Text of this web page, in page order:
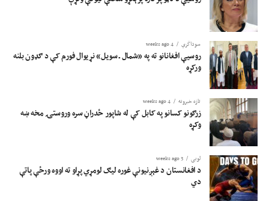
سوداگري 4 weeks ago
روسیې افغانانو ته په «شمال ـ سویل» نړیوال فورم کې د ګډون بلنه
ورکړه
تازه خبرونه 4 weeks ago
زرګونو کسانو په کابل کې له شاپور ځدراڼ سره وروستۍ مخه ښه
وکړه
لوبی 3 weeks ago
د افغانستان د غېږنیونې غوره لیګ لومړي پړاو ته اووه ورځې پاتې
دي